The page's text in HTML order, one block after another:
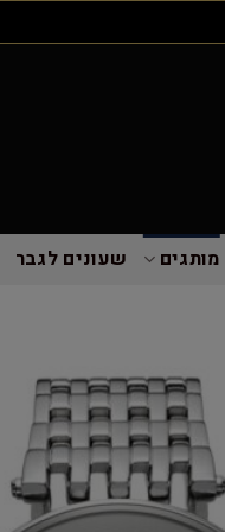
מותגים שעונים לגבר